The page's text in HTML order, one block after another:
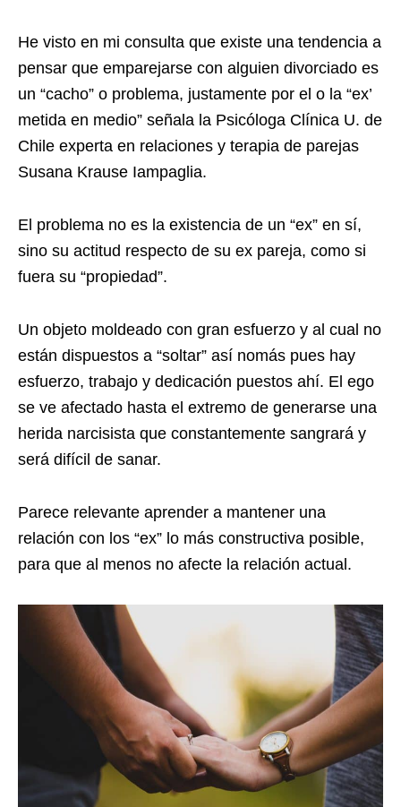
He visto en mi consulta que existe una tendencia a
pensar que emparejarse con alguien divorciado es
un “cacho” o problema, justamente por el o la “ex’
metida en medio” señala la Psicóloga Clínica U. de
Chile experta en relaciones y terapia de parejas
Susana Krause Iampaglia.
El problema no es la existencia de un “ex” en sí,
sino su actitud respecto de su ex pareja, como si
fuera su “propiedad”.
Un objeto moldeado con gran esfuerzo y al cual no
están dispuestos a “soltar” así nomás pues hay
esfuerzo, trabajo y dedicación puestos ahí. El ego
se ve afectado hasta el extremo de generarse una
herida narcisista que constantemente sangrará y
será difícil de sanar.
Parece relevante aprender a mantener una
relación con los “ex” lo más constructiva posible,
para que al menos no afecte la relación actual.